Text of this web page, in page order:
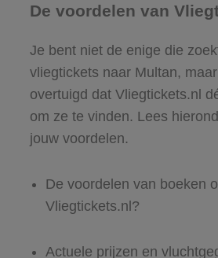
De voordelen van
Je bent niet de enige die
vliegtickets naar Multan,
overtuigd dat Vliegtickets.nl
om ze te vinden. Lees
jouw voordelen.
De voordelen van boeken
Vliegtickets.nl?
Actuele prijzen en